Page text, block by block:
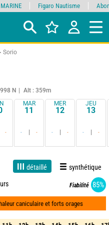
Sorio
N Alt : 359m
-
MAR
11
- -
MER
12
- -
JEU
13
- -
détaillé synthétique
Fiabilité 85%
caniculaire et forts orages
Figaro Nautisme